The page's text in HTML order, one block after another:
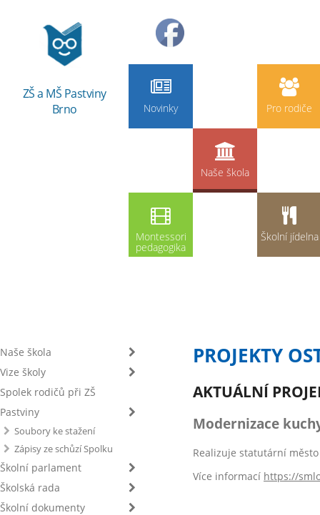
ZŠ a MŠ Pastviny
Brno
Novinky Pro rodiče
Naše škola
Montessori
pedagogika
Školní jídelna
Naše škola
Vize školy
Spolek rodičů při ZŠ
Pastviny
Soubory ke stažení
Zápisy ze schůzí Spolku
Školní parlament
Školská rada
Školní dokumenty
PROJEKTY
AKTUÁLNÍ
Modernizace
Realizuje statutární
Více informací https://